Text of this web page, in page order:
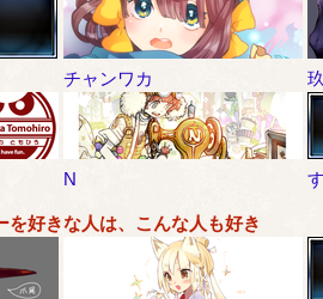
チャンワカ
N
を好きな人は、こんな人も好き